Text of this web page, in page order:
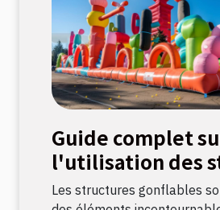
Guide complet
l'utilisation des
gonflables pour
Les structures gonflables